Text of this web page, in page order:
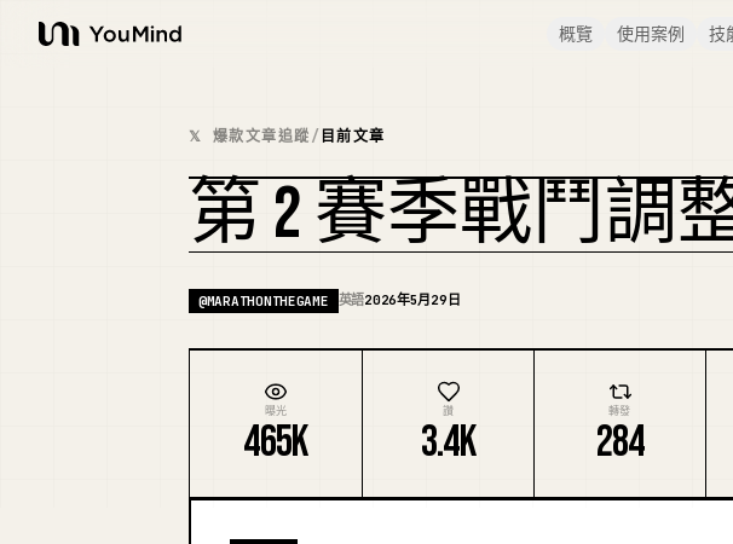
YouMind
概覽 使用案例 技
𝕏 爆款文章追蹤/ 目前文章
第 2 賽季戰鬥調
@MARATHONTHEGAME 英語2026年5月29日
曝光
465K
讚
3.4K
轉發
284